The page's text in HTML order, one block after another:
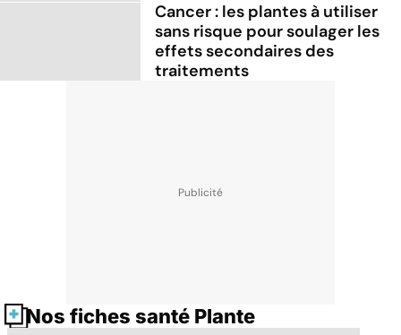
Cancer : les plantes à utiliser
sans risque pour soulager les
effets secondaires des
traitements
Nos fiches santé Plante